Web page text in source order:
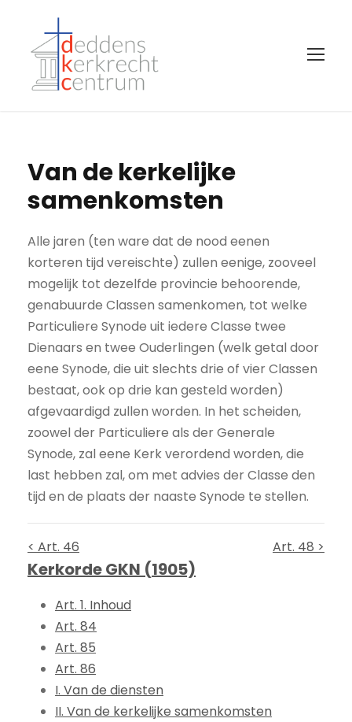
Van de kerkelijke
samenkomsten
Alle jaren (ten ware dat de nood eenen
korteren tijd vereischte) zullen eenige, zooveel
mogelijk tot dezelfde provincie behoorende,
genabuurde Classen samenkomen, tot welke
Particuliere Synode uit iedere Classe twee
Dienaars en twee Ouderlingen (welk getal door
eene Synode, die uit slechts drie of vier Classen
bestaat, ook op drie kan gesteld worden)
afgevaardigd zullen worden. In het scheiden,
zoowel der Particuliere als der Generale
Synode, zal eene Kerk verordend worden, die
last hebben zal, om met advies der Classe den
tijd en de plaats der naaste Synode te stellen.
< Art. 46 Art. 48 >
Kerkorde GKN (1905)
Art. 1. Inhoud
Art. 84
Art. 85
Art. 86
I. Van de diensten
II. Van de kerkelijke samenkomsten